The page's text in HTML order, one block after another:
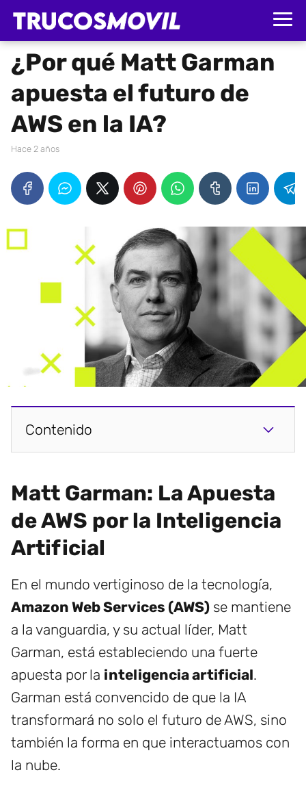
¿Por qué Matt Garman
apuesta el futuro de
AWS en la IA?
hace 2 años
Contenido
Matt Garman: La Apuesta
de AWS por la Inteligencia
Artificial
En el mundo vertiginoso de la tecnología,
Amazon Web Services (AWS) se mantiene
a la vanguardia, y su actual líder, Matt
Garman, está estableciendo una fuerte
apuesta por la inteligencia artificial.
Garman está convencido de que la IA
transformará no solo el futuro de AWS, sino
también la forma en que interactuamos con
la nube.